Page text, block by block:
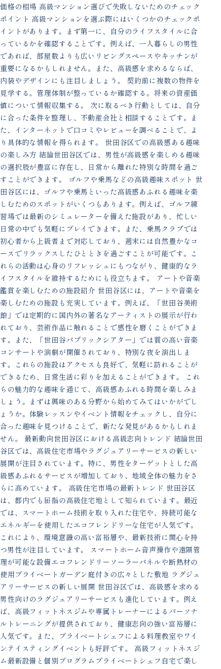
価格の相場 高級マンション選びで失敗しないためのチェック
ポイント 高級マンションを選ぶ際にはいくつかのチェックポ
イントがあります。まず第一に、自分のライフスタイルに合
っているかを確認することです。例えば、一人暮らしの男性
であれば、部屋数よりも広いリビングスペースやキッチンが
重要になるかもしれません。また、高級感を求めるならば、
内装やデザインにも注目しましょう。 契約前に複数の物件を
見学する。管理体制が整っているか確認する。将来の資産価
値について情報収集する。 次に取るべき行動としては、自分
に合った条件を整理し、不動産会社と相談することです。ま
た、インターネットで口コミやレビューを調べることで、よ
り具体的な情報を得られます。 世田谷区での高級感ある趣味
の楽しみ方 結論世田谷区では、男性が高級感を楽しめる趣味
の選択肢が豊富に存在し、日常から離れた特別な時間を過ご
すことができます。 ゴルフや乗馬などの高級趣味スポット 世
田谷区には、ゴルフや乗馬といった高級感あふれる趣味を楽
しむためのスポットがいくつもあります。例えば、ゴルフ練
習場では最新のシミュレーターを備えた施設があり、忙しい
日常の中でも気軽にプレイできます。また、乗馬クラブでは
初心者から上級者まで対応しており、週末には自然豊かなコ
ースでリラックスしたひとときを過ごすことが可能です。こ
れらの活動は心身のリフレッシュにもつながり、健康的なラ
イフスタイルを維持するためにも役立ちます。 アートや音楽
鑑賞を楽しむための施設紹介 世田谷区には、アートや音楽を
楽しむための施設も充実しています。例えば、「世田谷美術
館」では定期的に国内外の著名なアーティストの展示が行わ
れており、芸術作品に触れることで感性を磨くことができま
す。また、「世田谷パブリックシアター」では質の高い音楽
コンサートや演劇が開催されており、特別な夜を演出しま
す。これらの施設はアクセスも良好で、気軽に訪れることが
できるため、日常生活に彩りを加えることができます。 これ
らの魅力的な趣味を通じて、高級感あふれる時間を楽しみま
しょう。まずは興味のある分野から始めてみてはいかがでし
ょうか。体験レッスンやイベント情報をチェックし、自分に
合った趣味を見つけることで、新たな発見があるかもしれま
せん。 最新動向世田谷区における高級志向トレンド 結論世田
谷区では、高級住宅市場やラグジュアリーサービスの新しい
展開が注目されています。特に、男性をターゲットとした高
級感あふれるサービスが増加しており、地域全体の魅力をさ
らに高めています。 高級住宅市場の最新トレンド 世田谷区
は、都内でも屈指の高級住宅地として知られています。最近
では、スマートホーム技術を取り入れた住宅や、持続可能な
エネルギーを使用したエコフレンドリーな住宅が人気です。
これにより、環境意識の高い富裕層や、最新技術に関心を持
つ男性が注目しています。 スマートホーム音声操作や遠隔管
理が可能な設備エコフレンドリーソーラーパネルや断熱材の
使用プライベートガーデン庭付きの広々とした敷地 ラグジュ
アリーサービスの新しい展開 世田谷区では、高級感を求める
男性向けのラグジュアリーサービスも進化しています。例え
ば、高級フィットネスジムや専属トレーナーによるパーソナ
ルトレーニングが提供されており、健康志向の強い富裕層に
人気です。また、プライベートシェフによる料理教室やワイ
ンテイスティングイベントも好評です。 高級フィットネスジ
ム最新設備と個別プログラムプライベートシェフ自宅で楽し